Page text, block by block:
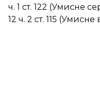
ч. 1 ст. 122 (Умисне
12 ч. 2 ст. 115